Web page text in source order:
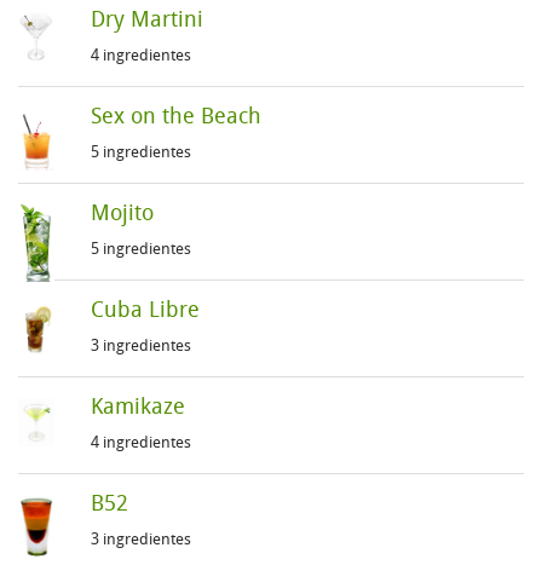
Dry Martini
4 ingredientes
Sex on the Beach
5 ingredientes
Mojito
5 ingredientes
Cuba Libre
3 ingredientes
Kamikaze
4 ingredientes
B52
3 ingredientes